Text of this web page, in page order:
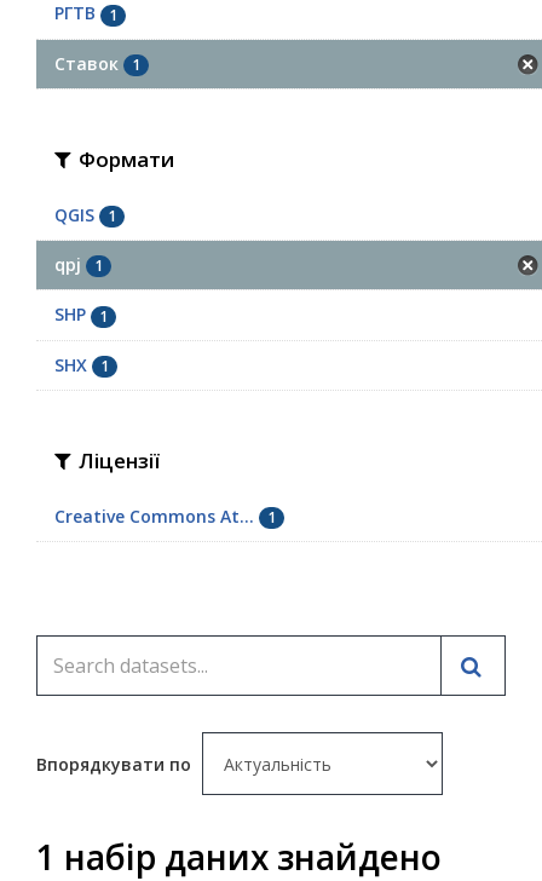
РГТВ 1
Ставок 1
Формати
QGIS 1
qpj 1
SHP 1
SHX 1
Ліцензії
Creative Commons At... 1
Впорядкувати по
1 набір даних знайдено